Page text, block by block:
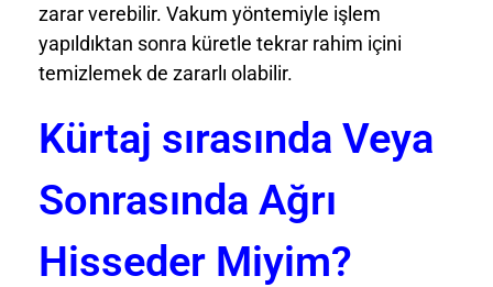
zarar verebilir. Vakum yöntemiyle işlem
yapıldıktan sonra küretle tekrar rahim içini
temizlemek de zararlı olabilir.
Kürtaj sırasında Veya
Sonrasında Ağrı
Hisseder Miyim?